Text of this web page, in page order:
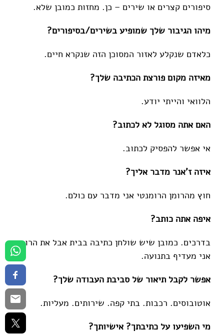
סיפורים קצרים או שירים – כן. מחזות כמובן שלא.
מיהו הגיבור שלך שמופיע בשירים/בסיפורים?
כלאדם שנקלע לאזור המסוכן הזה שנקרא חיים.
מאיזה מקום פורצת הכתיבה שלך?
הלוואי והייתי יודע.
האם אתה מסוגל לא לכתוב?
אי אפשר להפסיק לכתוב.
איזה ז'אנר מדבר אליך?
חוץ מהרומן הרומנטי אני מדבר עם כולם.
איפה אתה כותב?
בדרכים. כמובן שיש שולחן כתיבה בבית אבל את הרוב
אני מעדיף בתנועה.
אפשר לקבל תיאור של סביבת העבודה שלך?
אוטובוסים. רכבות. בתי קפה. שירותים. מעליות.
מי השפיעו על כתיבתך? אישיותך?